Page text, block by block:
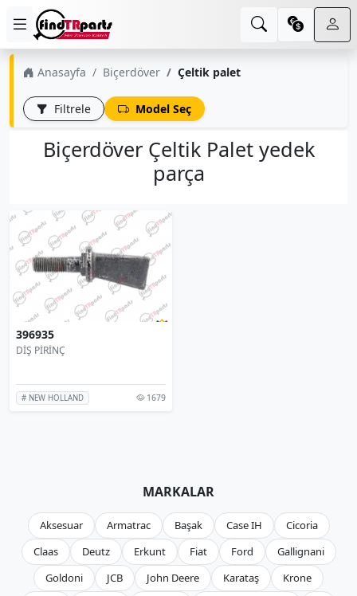
Anasayfa Biçerdöver Çeltik palet
Filtrele Model Seç
Biçerdöver Çeltik Palet yedek
parça
396935
DİŞ PİRİNÇ
# NEW HOLLAND 1679
MARKALAR
Aksesuar Armatrac Başak Case IH
Cicoria
Claas
Deutz Erkunt Fiat Ford
Gallignani
Goldoni
JCB John Deere Karataş
Krone